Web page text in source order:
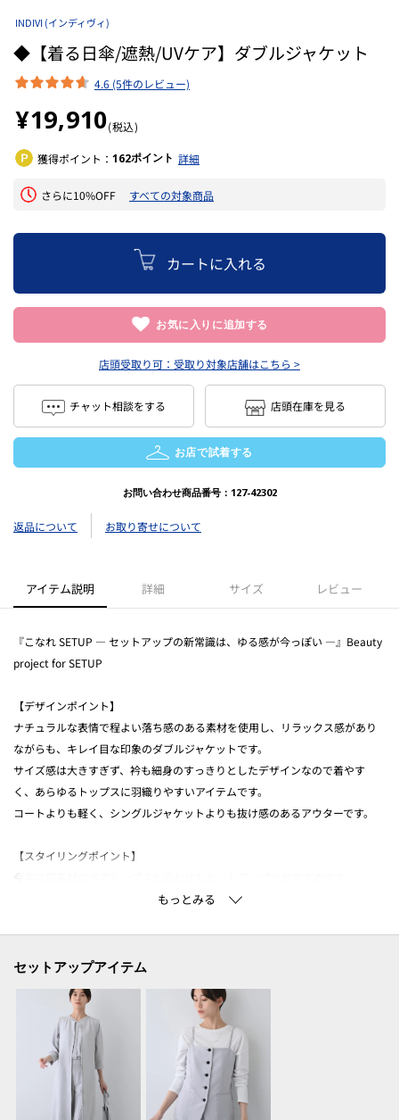
INDIVI(インディヴィ)
◆【着る日傘/遮熱/UVケア】ダブルジャケット
4.6 (5件のレビュー)
¥19,910(税込)
獲得ポイント： 162ポイント 詳細
さらに10%OFF すべての対象商品
カートに入れる
お気に入りに追加する
店頭受取り可： 受取り対象店舗はこちら >
チャット相談をする 店頭在庫を見る
お店で試着する
お問い合わせ商品番号： 127-42302
返品について お取り寄せについて
アイテム説明 詳細 サイズ レビュー
『こなれ SETUP ― セットアップの新常識は、ゆる感が今っぽい ―』Beauty
project for SETUP
【デザインポイント】
ナチュラルな表情で程よい落ち感のある素材を使用し、リラックス感があり
ながらも、キレイ目な印象のダブルジャケットです。
サイズ感は大きすぎず、衿も細身のすっきりとしたデザインなので着やす
く、あらゆるトップスに羽織りやすいアイテムです。
コートよりも軽く、シングルジャケットよりも抜け感のあるアウターです。
【スタイリングポイント】
今年は同素材のベアトップスと合わせたセットアップがおすすめです。
日常の中で気負わずに着られるカジュアルなダブルジャケットはお洒落の幅を
相性です。
スタイルもおすすめです。
【セットアップアイテム】
セットアップとして着用いただける下記のアイテムをご用意しています。
テーラードカラージャケット：127－42300
セットアップアイテム